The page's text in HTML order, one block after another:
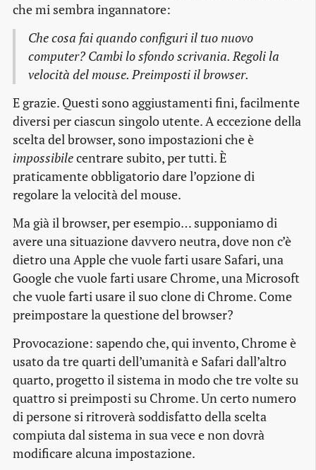
che mi sembra ingannatore:
Che cosa fai quando configuri il tuo nuovo
computer? Cambi lo sfondo scrivania. Regoli la
velocità del mouse. Preimposti il browser.
E grazie. Questi sono aggiustamenti fini, facilmente
diversi per ciascun singolo utente. A eccezione della
scelta del browser, sono impostazioni che è
impossibilecentrare subito, per tutti. È
praticamente obbligatorio dare l’opzione di
regolare la velocità del mouse.
Ma già il browser, per esempio… supponiamo di
avere una situazione davvero neutra, dove non c’è
dietro una Apple che vuole farti usare Safari, una
Google che vuole farti usare Chrome, una Microsoft
che vuole farti usare il suo clone di Chrome. Come
preimpostare la questione del browser?
Provocazione: sapendo che, qui invento, Chrome è
usato da tre quarti dell’umanità e Safari dall’altro
quarto, progetto il sistema in modo che tre volte su
quattro si preimposti su Chrome. Un certo numero
di persone si ritroverà soddisfatto della scelta
compiuta dal sistema in sua vece e non dovrà
modificare alcuna impostazione.